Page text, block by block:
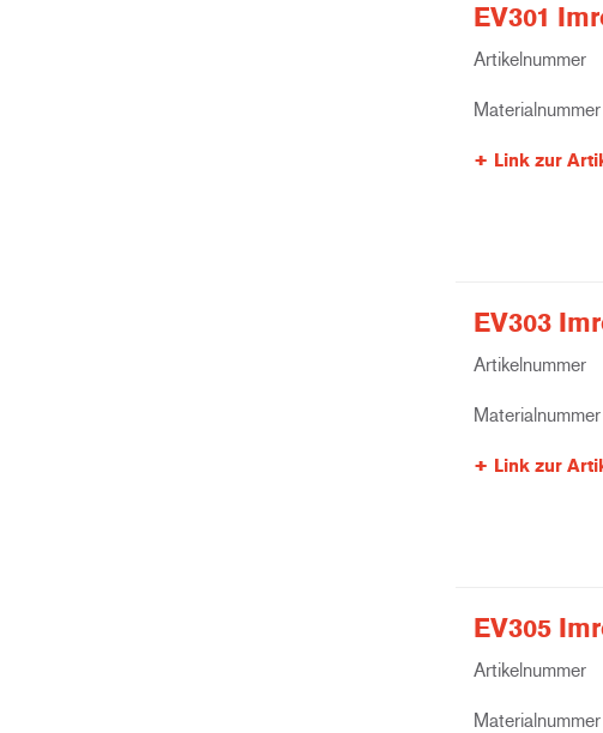
EV301
Artikelnummer
Materialnummer
Link zur
EV303
Artikelnummer
Materialnummer
Link zur
EV305
Artikelnummer
Materialnummer